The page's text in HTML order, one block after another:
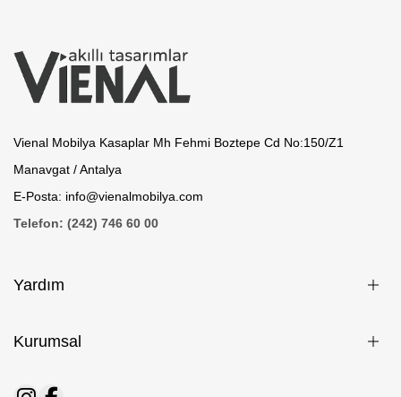
Vienal Mobilya Kasaplar Mh Fehmi Boztepe Cd No:150/Z1
Manavgat / Antalya
E-Posta: info@vienalmobilya.com
Telefon: (242) 746 60 00
Yardım
Kurumsal